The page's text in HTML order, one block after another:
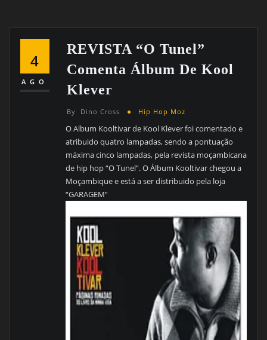
4
AGO
REVISTA “O Tunel”
Comenta Álbum De Kool
Klever
By Dino Cross Hip Hop Moz
O Album Kooltivar de Kool Klever foi comentado e
atribuido quatro lampadas, sendo a pontuação
máxima cinco lampadas, pela revista moçambicana
de hip hop “O Tunel”. O Álbum Kooltivar chegou a
Moçambique e está a ser distribuido pela loja
“GARAGEM”